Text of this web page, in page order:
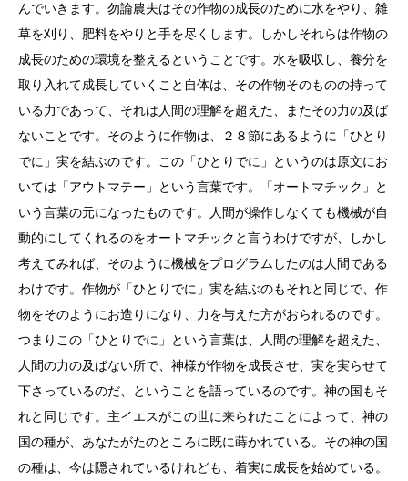
んでいきます。勿論農夫はその作物の成長のために水をやり、雑
草を刈り、肥料をやりと手を尽くします。しかしそれらは作物の
成長のための環境を整えるということです。水を吸収し、養分を
取り入れて成長していくこと自体は、その作物そのものの持って
いる力であって、それは人間の理解を超えた、またその力の及ば
ないことです。そのように作物は、２８節にあるように「ひとり
でに」実を結ぶのです。この「ひとりでに」というのは原文にお
いては「アウトマテー」という言葉です。「オートマチック」と
いう言葉の元になったものです。人間が操作しなくても機械が自
動的にしてくれるのをオートマチックと言うわけですが、しかし
考えてみれば、そのように機械をプログラムしたのは人間である
わけです。作物が「ひとりでに」実を結ぶのもそれと同じで、作
物をそのようにお造りになり、力を与えた方がおられるのです。
つまりこの「ひとりでに」という言葉は、人間の理解を超えた、
人間の力の及ばない所で、神様が作物を成長させ、実を実らせて
下さっているのだ、ということを語っているのです。神の国もそ
れと同じです。主イエスがこの世に来られたことによって、神の
国の種が、あなたがたのところに既に蒔かれている。その神の国
の種は、今は隠されているけれども、着実に成長を始めている。